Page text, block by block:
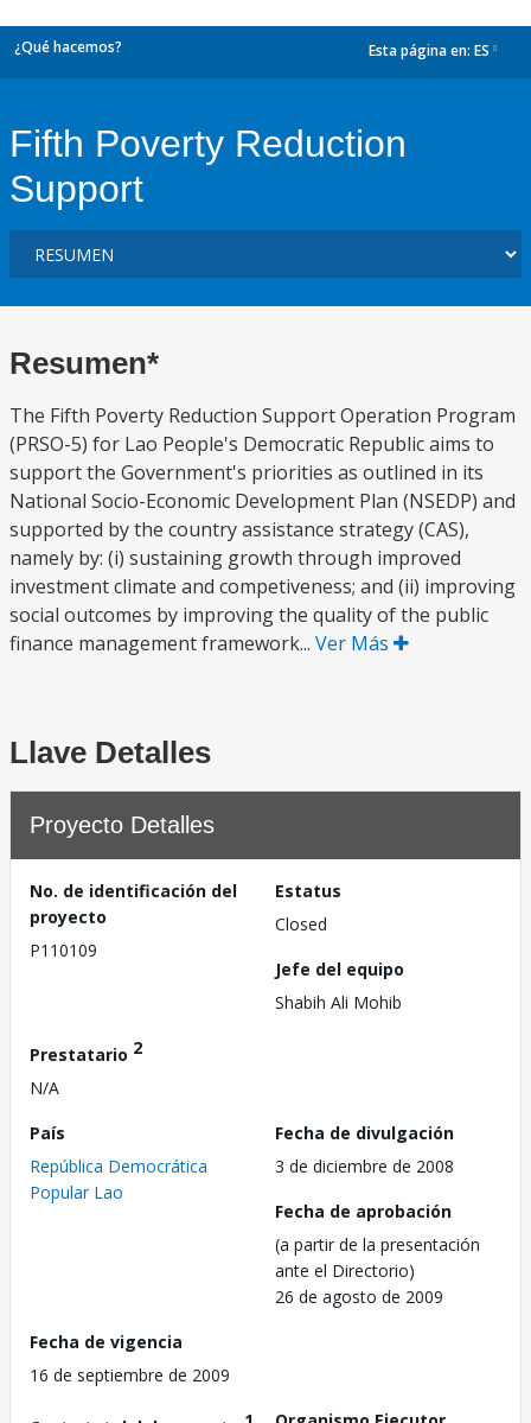
¿Qué hacemos? Esta página en: ES
Fifth Poverty Reduction
Support
Resumen*
The Fifth Poverty Reduction Support Operation Program
(PRSO-5) for Lao People's Democratic Republic aims to
support the Government's priorities as outlined in its
National Socio-Economic Development Plan (NSEDP) and
supported by the country assistance strategy (CAS),
namely by: (i) sustaining growth through improved
investment climate and competiveness; and (ii) improving
social outcomes by improving the quality of the public
finance management framework... Ver Más
Llave Detalles
Proyecto Detalles
No. de identificación del
proyecto
P110109
Estatus
Closed
Jefe del equipo
Shabih Ali Mohib
Prestatario 2
N/A
País
República Democrática
Popular Lao
Fecha de divulgación
3 de diciembre de 2008
Fecha de aprobación
(a partir de la presentación
ante el Directorio)
26 de agosto de 2009
Fecha de vigencia
16 de septiembre de 2009